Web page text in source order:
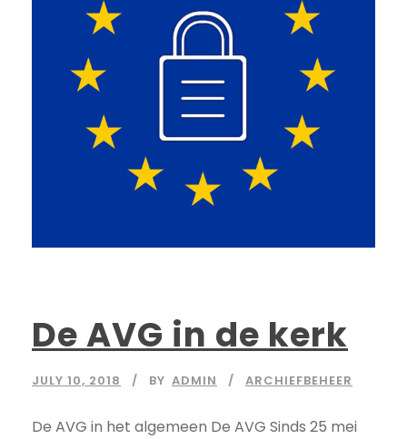
De AVG in de kerk
JULY 10, 2018 BY ADMIN ARCHIEFBEHEER
De AVG in het algemeen De AVG Sinds 25 mei